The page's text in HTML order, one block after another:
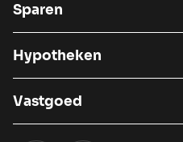
Sparen
Hypotheken
Vastgoed